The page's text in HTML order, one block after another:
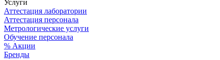
Услуги
Аттестация лаборатории
Аттестация персонала
Метрологические услуги
Обучение персонала
% Акции
Бренды